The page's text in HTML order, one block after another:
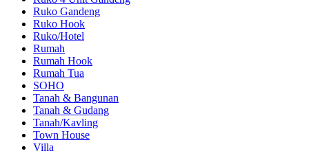
Ruko Gandeng
Ruko Hook
Ruko/Hotel
Rumah
Rumah Hook
Rumah Tua
SOHO
Tanah & Bangunan
Tanah & Gudang
Tanah/Kavling
Town House
Villa